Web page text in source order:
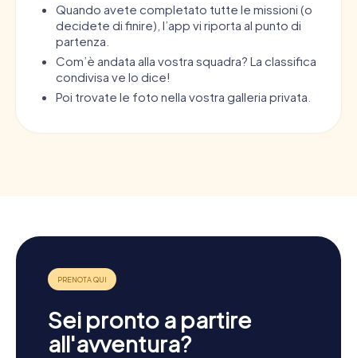
Quando avete completato tutte le missioni (o
decidete di finire), l’app vi riporta al punto di
partenza.
Com’è andata alla vostra squadra? La classifica
condivisa ve lo dice!
Poi trovate le foto nella vostra galleria privata.
Sei pronto a partire
all'avventura?